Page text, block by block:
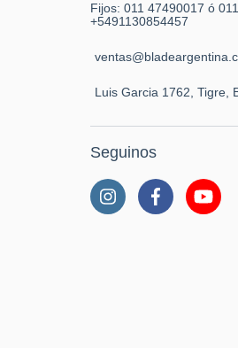
Fijos: 011 47490017 ó
+5491130854457
Luis Garcia 1762, Tigre,
Seguinos